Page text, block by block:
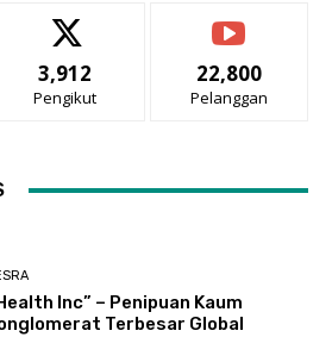
3,912
Pengikut
22,800
Pelanggan
Inc” – Penipuan Kaum
Terbesar Global